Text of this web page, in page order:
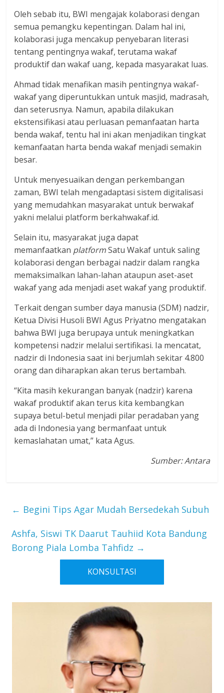
Oleh sebab itu, BWI mengajak kolaborasi dengan
semua pemangku kepentingan. Dalam hal ini,
kolaborasi juga mencakup penyebaran literasi
tentang pentingnya wakaf, terutama wakaf
produktif dan wakaf uang, kepada masyarakat luas.
Ahmad tidak menafikan masih pentingnya wakaf-
wakaf yang diperuntukkan untuk masjid, madrasah,
dan seterusnya. Namun, apabila dilakukan
ekstensifikasi atau perluasan pemanfaatan harta
benda wakaf, tentu hal ini akan menjadikan tingkat
kemanfaatan harta benda wakaf menjadi semakin
besar.
Untuk menyesuaikan dengan perkembangan
zaman, BWI telah mengadaptasi sistem digitalisasi
yang memudahkan masyarakat untuk berwakaf
yakni melalui platform berkahwakaf.id.
Selain itu, masyarakat juga dapat
memanfaatkan platformSatu Wakaf untuk saling
kolaborasi dengan berbagai nadzir dalam rangka
memaksimalkan lahan-lahan ataupun aset-aset
wakaf yang ada menjadi aset wakaf yang produktif.
Terkait dengan sumber daya manusia (SDM) nadzir,
Ketua Divisi Husoli BWI Agus Priyatno mengatakan
bahwa BWI juga berupaya untuk meningkatkan
kompetensi nadzir melalui sertifikasi. Ia mencatat,
nadzir di Indonesia saat ini berjumlah sekitar 4.800
orang dan diharapkan akan terus bertambah.
“Kita masih kekurangan banyak (nadzir) karena
wakaf produktif akan terus kita kembangkan
supaya betul-betul menjadi pilar peradaban yang
ada di Indonesia yang bermanfaat untuk
kemaslahatan umat,” kata Agus.
Sumber: Antara
← Begini Tips Agar Mudah Bersedekah Subuh
Ashfa, Siswi TK Daarut Tauhiid Kota Bandung
Borong Piala Lomba Tahfidz →
KONSULTASI